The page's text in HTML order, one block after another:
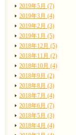
2019年5月 (7)
2019年3月 (4)
2019年2月 (3)
2019年1月 (5)
2018年12月 (5)
2018年11月 (2)
2018年10月 (4)
2018年9月 (2)
2018年8月 (3)
2018年7月 (4)
2018年6月 (7)
2018年5月 (3)
2018年4月 (4)